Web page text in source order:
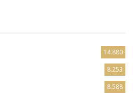
14.880
8.253
8.588